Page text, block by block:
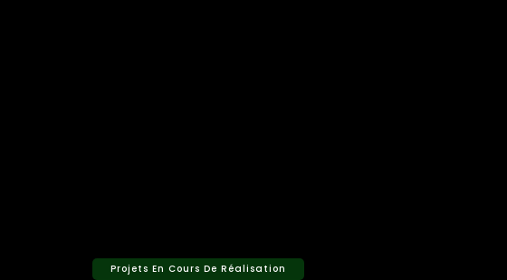
Projets En Cours De Réalisation